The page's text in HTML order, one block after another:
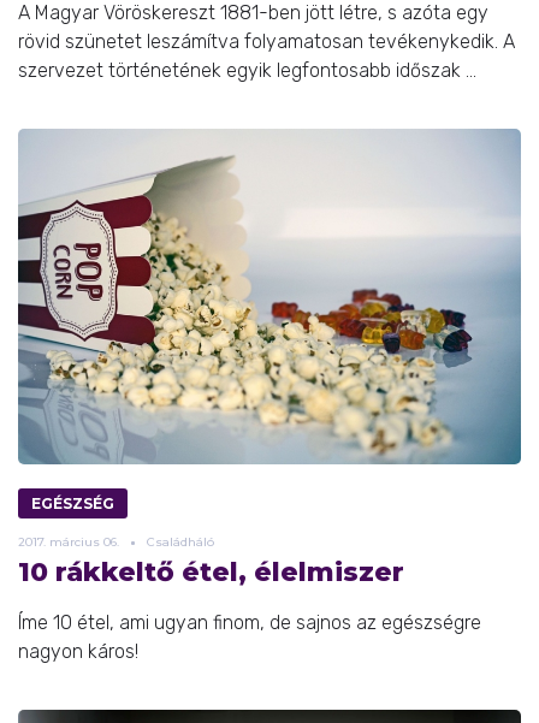
A Magyar Vöröskereszt 1881-ben jött létre, s azóta egy
rövid szünetet leszámítva folyamatosan tevékenykedik. A
szervezet történetének egyik legfontosabb időszak ...
EGÉSZSÉG
2017. március 06. Családháló
10 rákkeltő étel, élelmiszer
Íme 10 étel, ami ugyan finom, de sajnos az egészségre
nagyon káros!